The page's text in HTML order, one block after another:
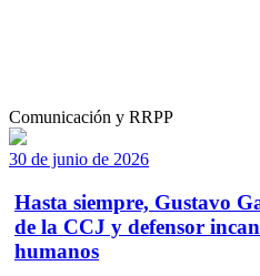
Comunicación y RRPP
30 de junio de 2026
Hasta siempre, Gustavo
de la CCJ y defensor
humanos